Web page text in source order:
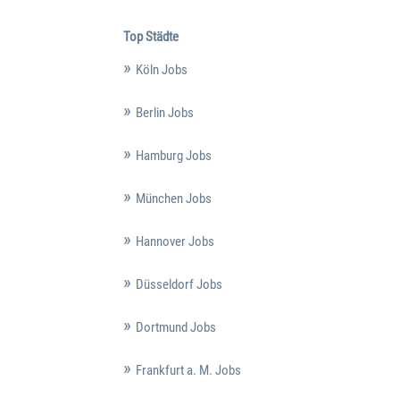
Top Städte
Köln Jobs
Berlin Jobs
Hamburg Jobs
München Jobs
Hannover Jobs
Düsseldorf Jobs
Dortmund Jobs
Frankfurt a. M. Jobs